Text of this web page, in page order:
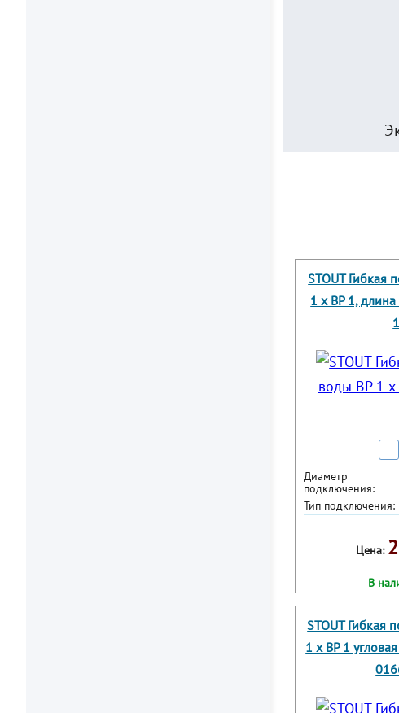
STOUT Гибкая
1 х ВР 1,
Диаметр
подключения:
Тип подключения:
Цена:
В
STOUT Гибкая
1 х ВР 1